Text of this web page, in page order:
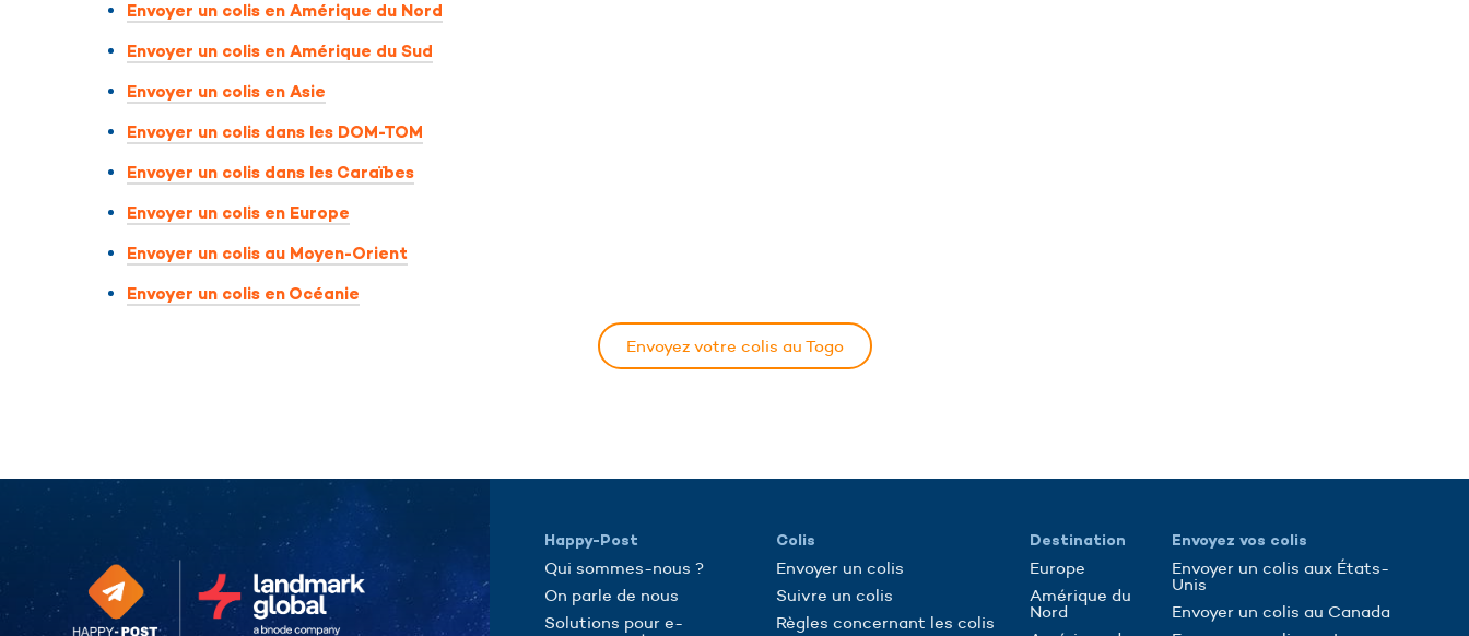
Envoyer un colis en Amérique du Nord
Envoyer un colis en Amérique du Sud
Envoyer un colis en Asie
Envoyer un colis dans les DOM-TOM
Envoyer un colis dans les Caraïbes
Envoyer un colis en Europe
Envoyer un colis au Moyen-Orient
Envoyer un colis en Océanie
Envoyez votre colis au Togo
Happy-Post
Qui sommes-nous ?
On parle de nous
Solutions pour e-
Colis
Envoyer un colis
Suivre un colis
Règles concernant les colis
Destination
Europe
Amérique du
Nord
Envoyez vos colis
Envoyer un colis aux États-
Unis
Envoyer un colis au Canada